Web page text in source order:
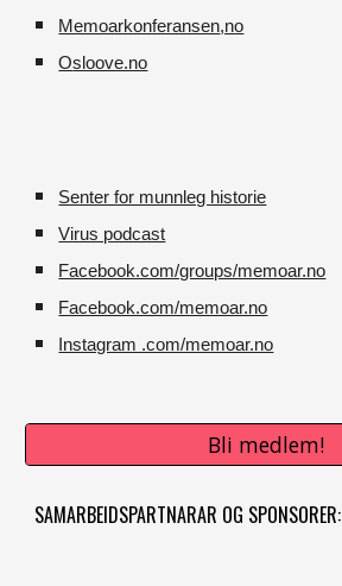
Memoarkonferansen,no
Osloove.no
Senter for munnleg historie
Virus podcast
Facebook.com/groups/memoar.no
Facebook.com/memoar.no
Instagram .com/memoar.no
Bli medlem!
SAMARBEIDSPARTNARAR OG SPONSORER: